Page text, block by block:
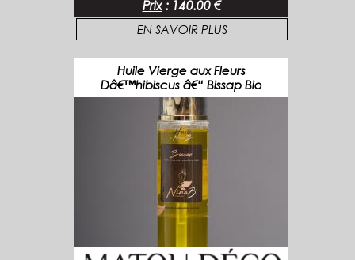
Prix : 140.00 €
EN SAVOIR PLUS
Huile Vierge aux Fleurs
Dâ€™hibiscus â€“ Bissap Bio